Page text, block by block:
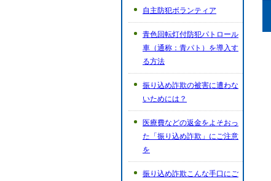
自主防犯ボランティア
青色回転灯付防犯パトロール
車（通称：青パト）を導入す
る方法
振り込め詐欺の被害に遭わな
いためには？
医療費などの返金をよそおっ
た「振り込め詐欺」にご注意
を
振り込め詐欺こんな手口にご